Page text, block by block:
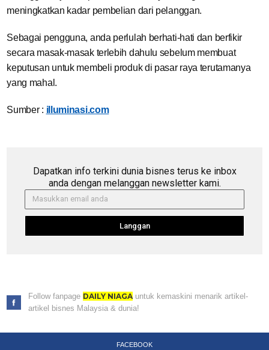
meningkatkan kadar pembelian dari pelanggan.
Sebagai pengguna, anda perlulah berhati-hati dan berfikir
secara masak-masak terlebih dahulu sebelum membuat
keputusan untuk membeli produk di pasar raya terutamanya
yang mahal.
Sumber : illuminasi.com
Dapatkan info terkini dunia bisnes terus ke inbox
anda dengan melanggan newsletter kami.
Langgan
Follow fanpage DAILY NIAGA untuk kemaskini menarik artikel-
artikel bisnes Malaysia & dunia!
FACEBOOK